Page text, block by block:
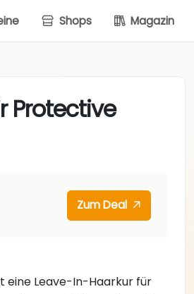
Shops Magazin
Protective
Zum Deal
eine Leave-In-Haarkur für